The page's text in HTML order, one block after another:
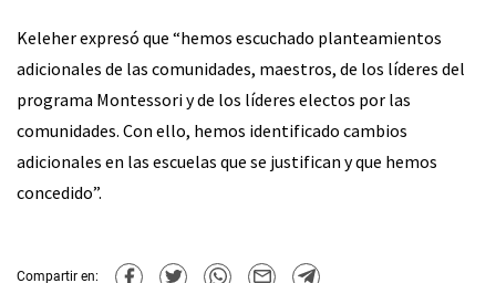
Keleher expresó que “hemos escuchado planteamientos
adicionales de las comunidades, maestros, de los líderes del
programa Montessori y de los líderes electos por las
comunidades. Con ello, hemos identificado cambios
adicionales en las escuelas que se justifican y que hemos
concedido”.
Compartir en: